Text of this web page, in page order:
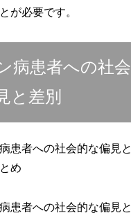
が必要です。
病患者への社会
と差別